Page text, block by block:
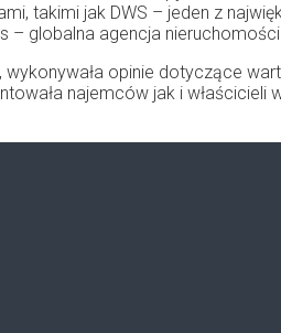
takimi jak DWS – jeden z
– globalna agencja
opinie dotyczące
najemców jak i